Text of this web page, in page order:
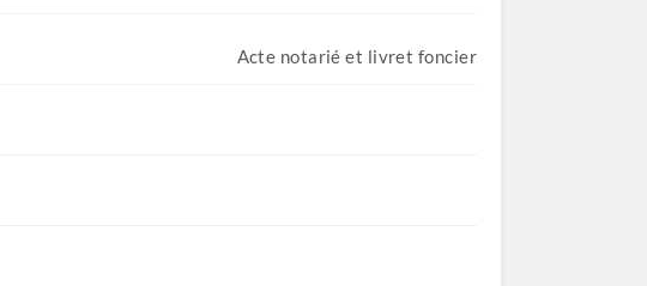
Acte notarié et livret foncier